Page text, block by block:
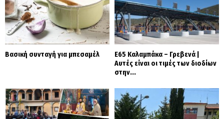
Βασική συνταγή για μπεσαμέλ
Ε65 Καλαμπάκα – Γρεβενά |
Αυτές είναι οι τιμές των διοδίων
στην...